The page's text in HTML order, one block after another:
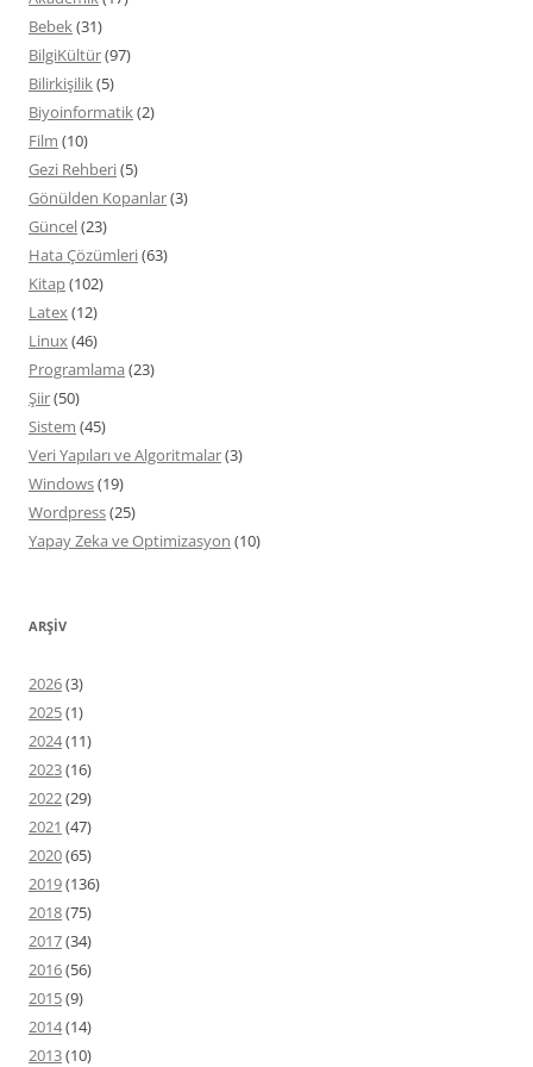
Bebek(31)
BilgiKültür(97)
Bilirkişilik(5)
Biyoinformatik(2)
Film (10)
Gezi Rehberi(5)
Gönülden Kopanlar(3)
Güncel(23)
Hata Çözümleri(63)
Kitap(102)
Latex(12)
Linux(46)
Programlama (23)
Şiir(50)
Sistem (45)
Veri Yapıları ve Algoritmalar(3)
Windows(19)
Wordpress(25)
Yapay Zeka ve Optimizasyon (10)
ARŞIV
2026(3)
2025(1)
2024(11)
2023(16)
2022(29)
2021 (47)
2020(65)
2019(136)
2018(75)
2017(34)
2016(56)
2015(9)
2014(14)
2013(10)